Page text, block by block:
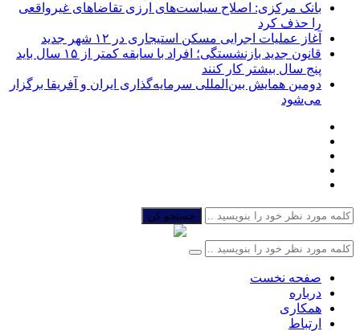
بانک مرکزی: اصلاح سیاست‌های ارزی تقاضاهای غیرواقعی
را حذف کرد
آغاز عملیات اجرایی مسکن استیجاری در ۱۲ شهر جدید
قانون جدید بازنشستگی؛ افراد با سابقه کمتر از ۱۵ سال باید
پنج سال بیشتر کار کنند
دومین همایش بین‌المللی سرمایه‌گذاری ایران و آفریقا برگزار
می‌شود
جستجو کن
صفحه نخست
درباره
همکاری
ارتباط